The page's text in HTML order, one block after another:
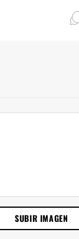
SUBIR IMAGEN